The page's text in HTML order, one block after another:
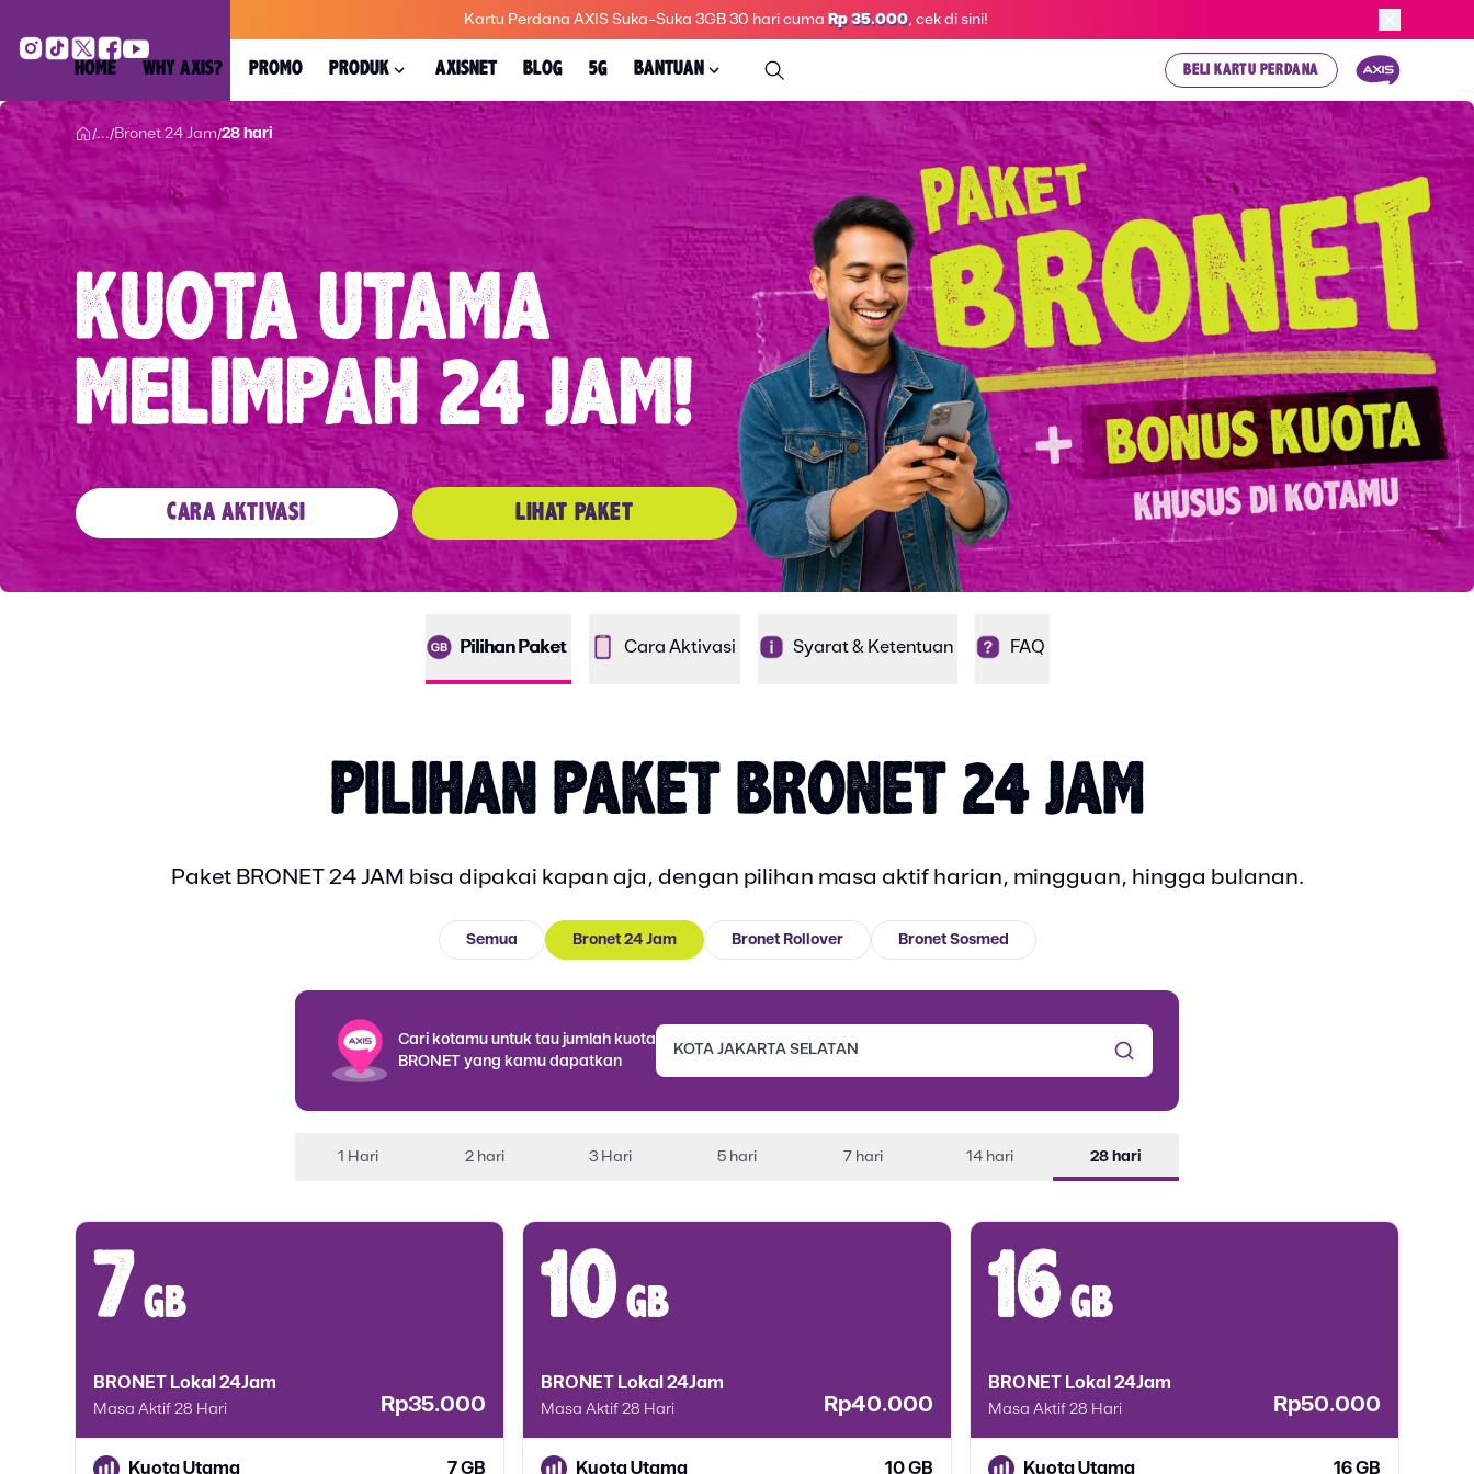
Kartu Perdana AXIS Suka-Suka 3GB 30 hari cuma Rp 35.000, cek di sini!
HOME WHY AXIS? PROMO PRODUK AXISNET BLOG 5G BANTUAN BELI KARTU PERDANA
/.../Bronet 24 Jam/28 hari
KUOTA UTAMA
MELIMPAH 24 JAM!
CARA AKTIVASI LIHAT PAKET
Pilihan Paket Cara Aktivasi Syarat & Ketentuan FAQ
PILIHAN PAKET BRONET 24 JAM
Paket BRONET 24 JAM bisa dipakai kapan aja, dengan pilihan masa aktif harian, mingguan, hingga bulanan.
Semua Bronet 24 Jam Bronet Rollover Bronet Sosmed
Cari kotamu untuk tau jumlah kuota
BRONET yang kamu dapatkan
1 Hari 2 hari 3 Hari 5 hari 7 hari 14 hari 28 hari
7 gb
BRONET Lokal 24Jam
Masa Aktif 28 Hari Rp35.000
Kuota Utama 7 GB
10 gb
BRONET Lokal 24Jam
Masa Aktif 28 Hari Rp40.000
Kuota Utama 10 GB
16 gb
BRONET Lokal 24Jam
Masa Aktif 28 Hari Rp50.000
Kuota Utama 16 GB